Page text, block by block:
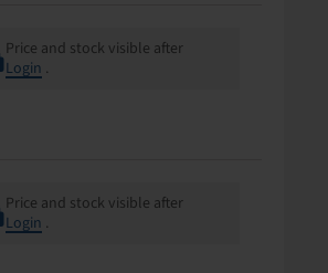
Price and stock visible after
Login .
Price and stock visible after
Login .